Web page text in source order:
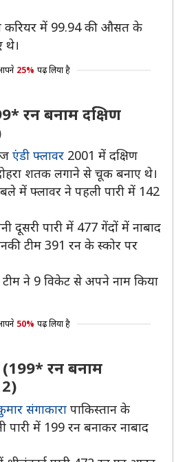
करियर में 99.94 की औसत के
थे।
25% पढ़ लिया है
रन बनाम दक्षिण
एंडी फ्लावर 2001 में दक्षिण
शतक लगाने से चूक बनाए थे।
में फ्लावर ने पहली पारी में 142
दूसरी पारी में 477 गेंदों में नाबाद
टीम 391 रन के स्कोर पर
टीम ने 9 विकेट से अपने नाम किया
50% पढ़ लिया है
(199* रन बनाम
संगाकारा पाकिस्तान के
पारी में 199 रन बनाकर नाबाद